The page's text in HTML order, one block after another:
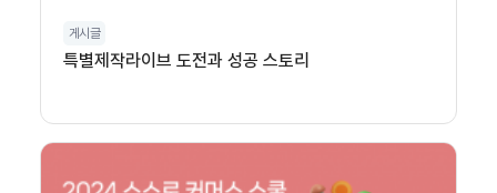
게시글
특별제작라이브 도전과 성공 스토리